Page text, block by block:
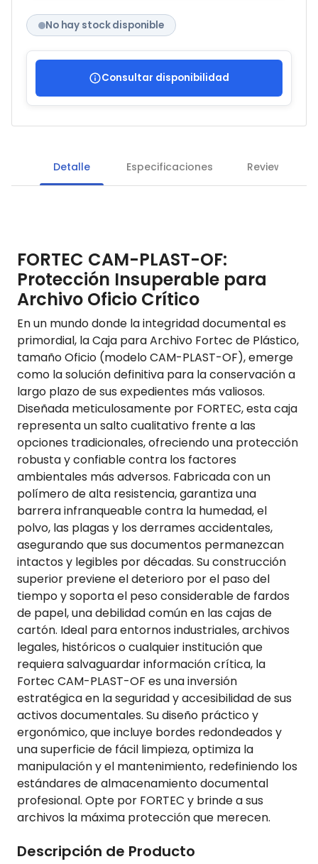
No hay stock disponible
Consultar disponibilidad
Detalle Especificaciones Reviews
FORTEC CAM-PLAST-OF:
Protección Insuperable para
Archivo Oficio Crítico
En un mundo donde la integridad documental es
primordial, la Caja para Archivo Fortec de Plástico,
tamaño Oficio (modelo CAM-PLAST-OF), emerge
como la solución definitiva para la conservación a
largo plazo de sus expedientes más valiosos.
Diseñada meticulosamente por FORTEC, esta caja
representa un salto cualitativo frente a las
opciones tradicionales, ofreciendo una protección
robusta y confiable contra los factores
ambientales más adversos. Fabricada con un
polímero de alta resistencia, garantiza una
barrera infranqueable contra la humedad, el
polvo, las plagas y los derrames accidentales,
asegurando que sus documentos permanezcan
intactos y legibles por décadas. Su construcción
superior previene el deterioro por el paso del
tiempo y soporta el peso considerable de fardos
de papel, una debilidad común en las cajas de
cartón. Ideal para entornos industriales, archivos
legales, históricos o cualquier institución que
requiera salvaguardar información crítica, la
Fortec CAM-PLAST-OF es una inversión
estratégica en la seguridad y accesibilidad de sus
activos documentales. Su diseño práctico y
ergonómico, que incluye bordes redondeados y
una superficie de fácil limpieza, optimiza la
manipulación y el mantenimiento, redefiniendo los
estándares de almacenamiento documental
profesional. Opte por FORTEC y brinde a sus
archivos la máxima protección que merecen.
Descripción de Producto